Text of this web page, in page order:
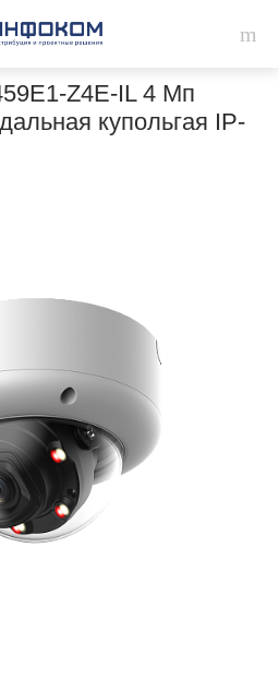
Z4E-IL 4 Мп
купольгая IP-